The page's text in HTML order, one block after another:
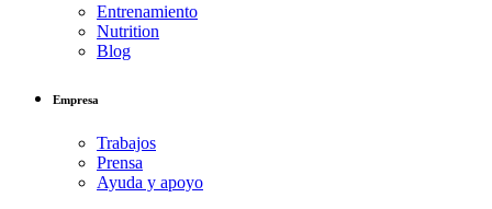
Entrenamiento
Nutrition
Blog
Empresa
Trabajos
Prensa
Ayuda y apoyo